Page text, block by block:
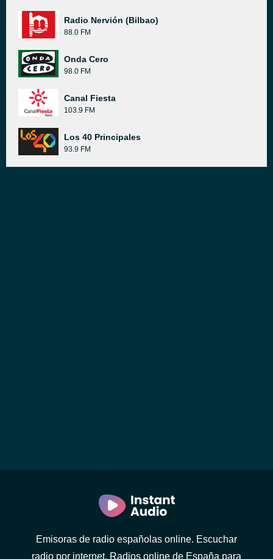
Radio Nervión (Bilbao)
88.0 FM
Onda Cero
98.0 FM
Canal Fiesta
103.9 FM
Los 40 Principales
93.9 FM
Emisoras de radio españolas online. Escuchar
radio por internet. Radios online de España para